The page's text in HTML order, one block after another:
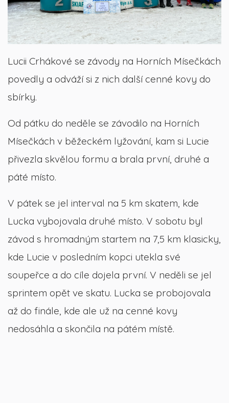
Lucii Crhákové se závody na Horních Mísečkách
povedly a odváží si z nich další cenné kovy do
sbírky.
Od pátku do neděle se závodilo na Horních
Mísečkách v běžeckém lyžování, kam si Lucie
přivezla skvělou formu a brala první, druhé a
páté místo.
V pátek se jel interval na 5 km skatem, kde
Lucka vybojovala druhé místo. V sobotu byl
závod s hromadným startem na 7,5 km klasicky,
kde Lucie v posledním kopci utekla své
soupeřce a do cíle dojela první. V neděli se jel
sprintem opět ve skatu. Lucka se probojovala
až do finále, kde ale už na cenné kovy
nedosáhla a skončila na pátém místě.